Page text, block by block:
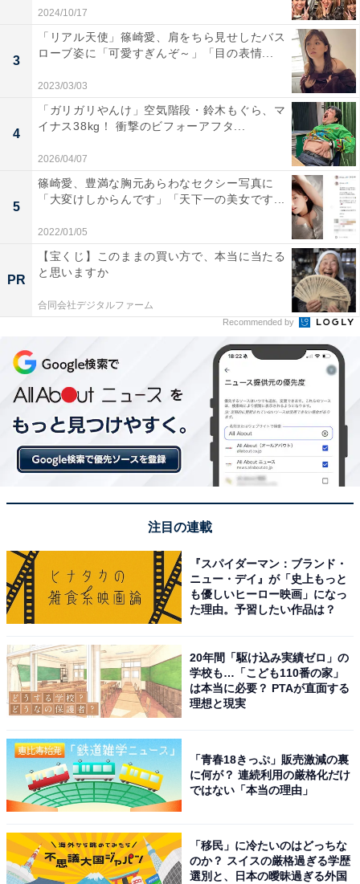
2024/10/17
3
「リアル天使」篠崎愛、肩をちら見せしたバス
ローブ姿に「可愛すぎんぞ～」「目の表情...
2023/03/03
4
「ガリガリやんけ」空気階段・鈴木もぐら、マ
イナス38kg！ 衝撃のビフォーアフタ...
2026/04/07
5
篠崎愛、豊満な胸元あらわなセクシー写真に
「大変けしからんです」「天下一の美女です...
2022/01/05
PR
【宝くじ】このままの買い方で、本当に当たる
と思いますか
合同会社デジタルファーム
Recommended by
注目の連載
『スパイダーマン：ブランド・
ニュー・デイ』が「史上もっと
も優しいヒーロー映画」になっ
た理由。予習したい作品は？
20年間「駆け込み実績ゼロ」の
学校も…「こども110番の家」
は本当に必要？ PTAが直面する
理想と現実
「青春18きっぷ」販売激減の裏
に何が？ 連続利用の厳格化だけ
ではない「本当の理由」
「移民」に冷たいのはどっちな
のか？ スイスの厳格過ぎる学歴
選別と、日本の曖昧過ぎる外国